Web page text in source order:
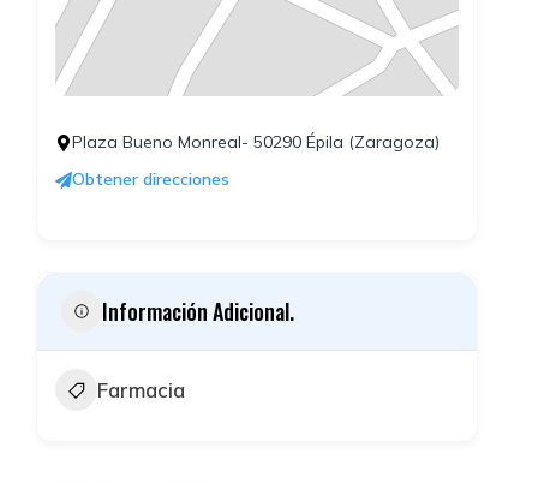
Plaza Bueno Monreal- 50290 Épila (Zaragoza)
Obtener direcciones
Información Adicional.
Farmacia